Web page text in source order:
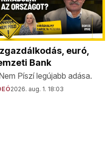
euró,
Bank
Píszí legújabb adása.
2026. aug. 1. 18:03